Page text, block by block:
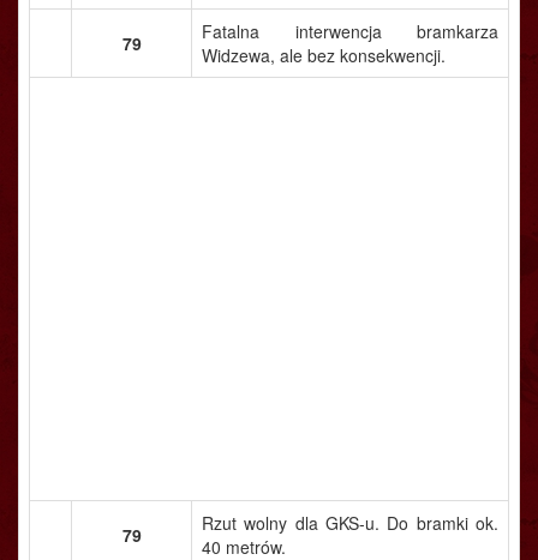
79
Fatalna interwencja bramkarza
Widzewa, ale bez konsekwencji.
79
Rzut wolny dla GKS-u. Do bramki ok.
40 metrów.